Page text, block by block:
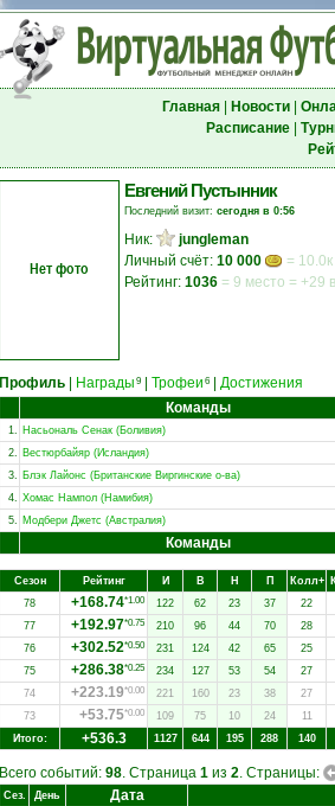
Главная| Новости|
Расписание|
Нет фото
Евгений Пустынник
Последний визит: сегодня в 0:56
Ник:
jungleman
Личный счёт: 10 000
=
Рейтинг: 1036 = 9 место = +29
Профиль Награды 9 Трофеи 6
Достижения
Команды
1. Насьональ Сенак (Боливия)
2. Вестюрбайяр (Исландия)
3. Блэк Лайонс (Британские Виргинские о-ва)
4. Хомас Нампол (Намибия)
5. Модбери Джетс (Австралия)
Команды
Сезон Рейтинг И В Н П Колл+
78
+168.74*1.00 122 62 23 37 22
77
+192.97*0.75 210 96 44 70 28
76
+302.52*0.50 231 124 42 65 25
75
+286.38*0.25 234 127 53 54 27
74
+223.19*0.00 221 160 23 38 27
73
+53.75*0.00 109 75 10 24 11
Итого:
+536.3 1127 644 195 288 140
Всего событий: 98. Страница 1 из 2. Страницы:
Сез. День Дата